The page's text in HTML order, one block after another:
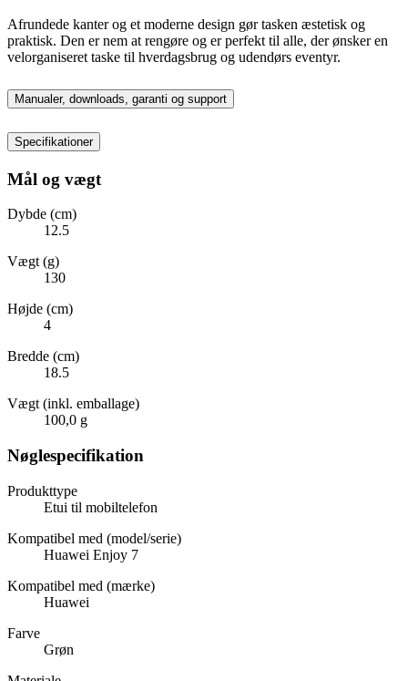
Afrundede kanter og et moderne design gør tasken æstetisk og
praktisk. Den er nem at rengøre og er perfekt til alle, der ønsker en
velorganiseret taske til hverdagsbrug og udendørs eventyr.
Manualer, downloads, garanti og support
Specifikationer
Mål og vægt
Dybde (cm)
12.5
Vægt (g)
130
Højde (cm)
4
Bredde (cm)
18.5
Vægt (inkl. emballage)
100,0 g
Nøglespecifikation
Produkttype
Etui til mobiltelefon
Kompatibel med (model/serie)
Huawei Enjoy 7
Kompatibel med (mærke)
Huawei
Farve
Grøn